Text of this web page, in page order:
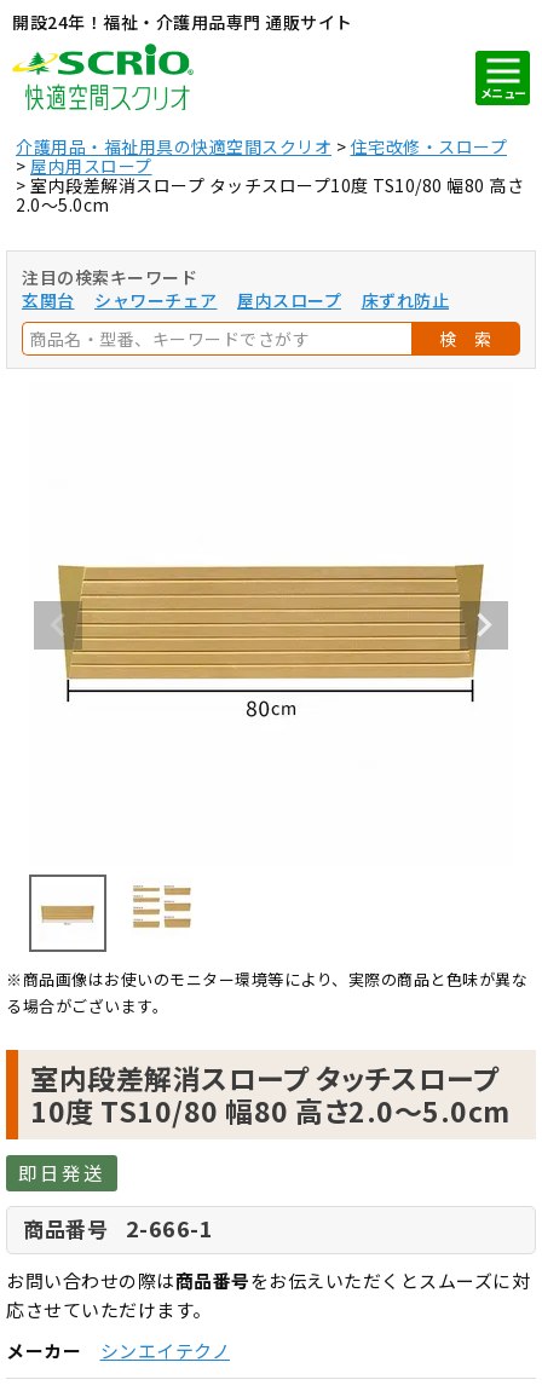
開設24年！福祉・介護用品専門 通販サイト
メニュー
介護用品・福祉用具の快適空間スクリオ
住宅改修・スロープ
屋内用スロープ
室内段差解消スロープ タッチスロープ10度 TS10/80 幅80 高さ
2.0～5.0cm
注目の検索キーワード
玄関台
シャワーチェア 屋内スロープ
床ずれ防止
検 索
※商品画像はお使いのモニター環境等により、実際の商品と色味が異な
る場合がございます。
室内段差解消スロープ タッチスロープ
10度 TS10/80 幅80 高さ2.0～5.0cm
即日発送
商品番号 2-666-1
お問い合わせの際は商品番号をお伝えいただくとスムーズに対
応させていただけます。
メーカー
シンエイテクノ